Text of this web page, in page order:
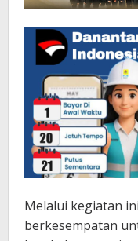
Melalui kegiatan
berkesempatan